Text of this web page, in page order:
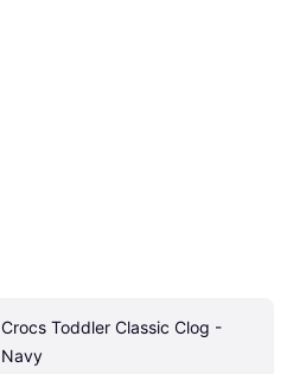
Crocs Toddler Classic Clog -
Navy